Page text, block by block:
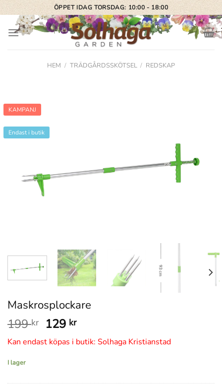
Skip
to
content
ÖPPET IDAG TORSDAG: 10:00 - 18:00
HEM / TRÄDGÅRDSSKÖTSEL / REDSKAP
KAMPANJ
Endast i butik
Maskrosplockare
199kr Det
ursprungliga
priset
129 krDet
nuvarande
priset
Kan endast köpas i butik: Solhaga Kristianstad
I lager